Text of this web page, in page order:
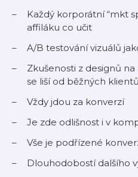
Každý korporátní “mkt
affiláku co učit
A/B testování vizuálů
Zkušenosti z designů
se liší od běžných
Vždy jdou za konverzí
Je zde odlišnost i v
Vše je podřízené
Dlouhodobostí dalšího